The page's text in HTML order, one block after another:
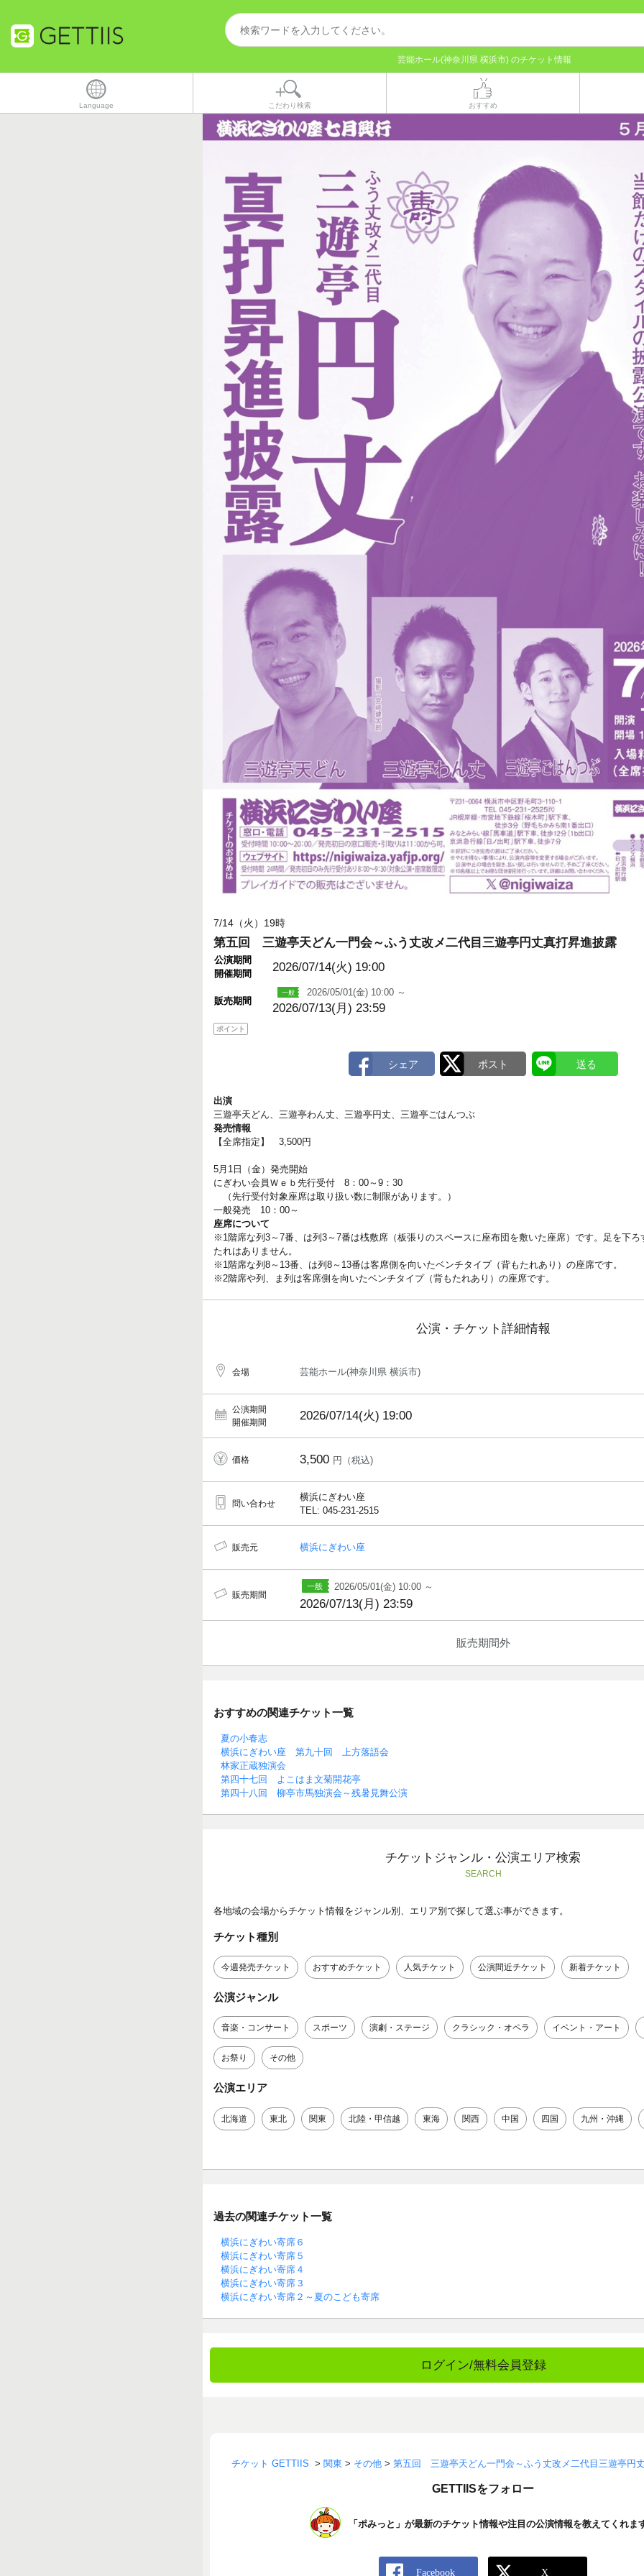
芸能ホール(神奈川県 横浜市) のチケット情報
Language こだわり検索 おすすめ
7/14（火）19時
第五回 三遊亭天どん一門会～ふう丈改メ二代目三遊亭円丈真打昇進披露
公演期間
開催期間
2026/07/14(火) 19:00
販売期間
2026/05/01(金) 10:00 ～
2026/07/13(月) 23:59
ポイント
出演
三遊亭天どん、三遊亭わん丈、三遊亭円丈、三遊亭ごはんつぶ
発売情報
【全席指定】 3,500円
5月1日（金）発売開始
にぎわい会員Ｗｅｂ先行受付 8：00～9：30
（先行受付対象座席は取り扱い数に制限があります。）
一般発売 10：00～
座席について
※1階席な列3～7番、は列3～7番は桟敷席（板張りのスペースに座布団を敷いた座席）です。足を下ろ
たれはありません。
※1階席な列8～13番、は列8～13番は客席側を向いたベンチタイプ（背もたれあり）の座席です。
※2階席や列、ま列は客席側を向いたベンチタイプ（背もたれあり）の座席です。
公演・チケット詳細情報
会場 芸能ホール(神奈川県 横浜市)
公演期間
開催期間
2026/07/14(火) 19:00
価格 3,500 円（税込)
問い合わせ
横浜にぎわい座
TEL: 045-231-2515
販売元 横浜にぎわい座
販売期間
2026/05/01(金) 10:00 ～
2026/07/13(月) 23:59
販売期間外
おすすめの関連チケット一覧
夏の小春志
横浜にぎわい座 第九十回 上方落語会
林家正蔵独演会
第四十七回 よこはま文菊開花亭
第四十八回 柳亭市馬独演会～残暑見舞公演
チケットジャンル・公演エリア検索
SEARCH
各地域の会場からチケット情報をジャンル別、エリア別で探して選ぶ事ができます。
チケット種別
今週発売チケット おすすめチケット 人気チケット 公演間近チケット 新着チケット
公演ジャンル
音楽・コンサート スポーツ 演劇・ステージ クラシック・オペラ イベント・アート
お祭り その他
公演エリア
北海道 東北 関東 北陸・甲信越 東海 関西 中国 四国 九州・沖縄
過去の関連チケット一覧
横浜にぎわい寄席６
横浜にぎわい寄席５
横浜にぎわい寄席４
横浜にぎわい寄席３
横浜にぎわい寄席２～夏のこども寄席
ログイン/無料会員登録
チケット GETTIIS > 関東 > その他 > 第五回 三遊亭天どん一門会～ふう丈改メ二代目三遊亭円
GETTIISをフォロー
「ポみっと」が最新のチケット情報や注目の公演情報を教えてくれま